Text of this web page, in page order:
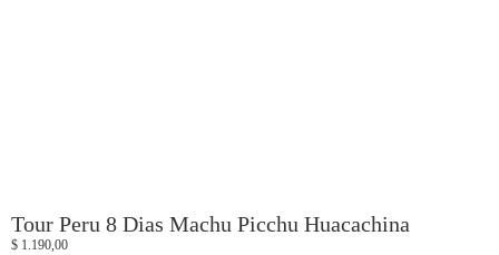
Tour Peru 8 Dias Machu Picchu Huacachina
$ 1.190,00